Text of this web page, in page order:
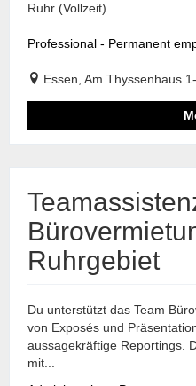
Ruhr (Vollzeit)
Professional - Permanent
Essen, Am Thyssenhaus
Ruhrgebiet
Du unterstützt das Team
von Exposés und
aussagekräftige Reportings.
mit...